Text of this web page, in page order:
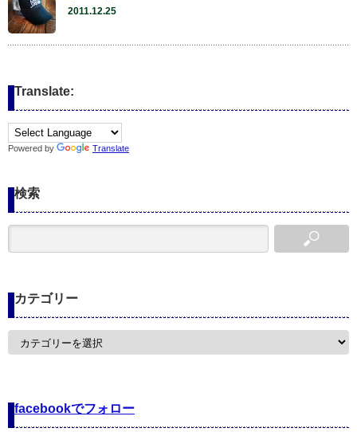
2011.12.25
Translate:
Powered by Translate
検索
カテゴリー
カ
facebookでフォロー